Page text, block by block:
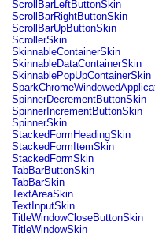
flash.text.engine
flash.text.ime
flash.ui
flash.utils
flash.xml
flashx.textLayout
flashx.textLayout.compose
flashx.textLayout.container
flashx.textLayout.conversion
flashx.textLayout.edit
flashx.textLayout.elements
flashx.textLayout.events
flashx.textLayout.factory
flashx.textLayout.formats
flashx.textLayout.operations
flashx.textLayout.utils
flashx.undo
mx.accessibility
mx.automation
ScrollBarLeftButtonSkin
ScrollBarRightButtonSkin
ScrollBarUpButtonSkin
ScrollerSkin
SkinnableContainerSkin
SkinnableDataContainerSkin
SkinnablePopUpContainerSkin
SpinnerDecrementButtonSkin
SpinnerIncrementButtonSkin
SpinnerSkin
StackedFormHeadingSkin
StackedFormItemSkin
StackedFormSkin
TabBarButtonSkin
TabBarSkin
TextAreaSkin
TextInputSkin
TitleWindowCloseButtonSkin
TitleWindowSkin